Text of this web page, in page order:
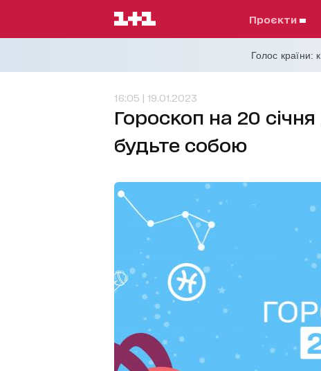
проєкти
Голос країни:
16:05 | 19.01.2023
Гороскоп на 20 січня
будьте собою